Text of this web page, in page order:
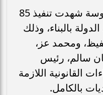
​وأوضح أنور أن قرية المحروسة شهدت تنفيذ 85
بالبناء، وذلك
ومحمد عز،
سالم، رئيس
القانونية اللازمة
بالكامل.